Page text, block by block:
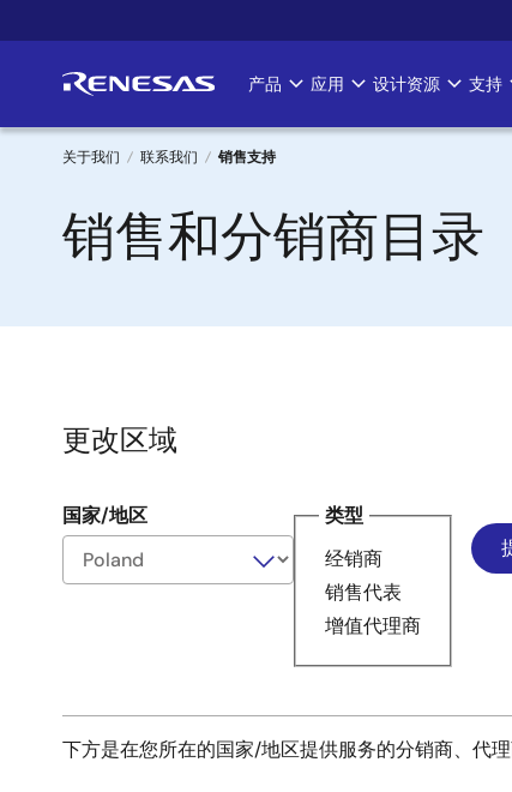
转
要
Main
navigation
产品 应用 设计资源 支持
面
包
屑
关于我们 联系我们 销售支持
销售和分销商目录
更改区域
国家/地区
类型
经销商
销售代表
增值代理商
下方是在您所在的国家/地区提供服务的分销商、代